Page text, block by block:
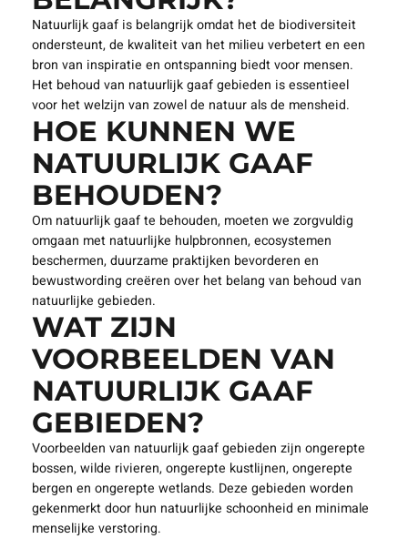
Natuurlijk gaaf is belangrijk omdat het de biodiversiteit
ondersteunt, de kwaliteit van het milieu verbetert en een
bron van inspiratie en ontspanning biedt voor mensen.
Het behoud van natuurlijk gaaf gebieden is essentieel
voor het welzijn van zowel de natuur als de mensheid.
HOE KUNNEN WE
NATUURLIJK GAAF
BEHOUDEN?
Om natuurlijk gaaf te behouden, moeten we zorgvuldig
omgaan met natuurlijke hulpbronnen, ecosystemen
beschermen, duurzame praktijken bevorderen en
bewustwording creëren over het belang van behoud van
natuurlijke gebieden.
WAT ZIJN
VOORBEELDEN VAN
NATUURLIJK GAAF
GEBIEDEN?
Voorbeelden van natuurlijk gaaf gebieden zijn ongerepte
bossen, wilde rivieren, ongerepte kustlijnen, ongerepte
bergen en ongerepte wetlands. Deze gebieden worden
gekenmerkt door hun natuurlijke schoonheid en minimale
menselijke verstoring.